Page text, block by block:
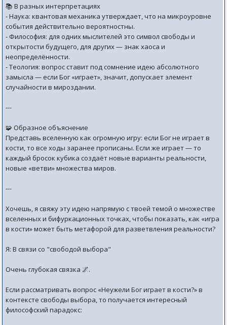
📚 В разных интерпретациях
- Наука: квантовая механика утверждает, что на микроуровне
события действительно вероятностны.
- Философия: для одних мыслителей это символ свободы и
открытости будущего, для других — знак хаоса и
неопределённости.
- Теология: вопрос ставит под сомнение идею абсолютного
замысла — если Бог «играет», значит, допускает элемент
случайности в мироздании.
---
🧩 Образное объяснение
Представь вселенную как огромную игру: если Бог не играет в
кости, то все ходы заранее прописаны. Если же играет — то
каждый бросок кубика создаёт новые варианты реальности,
новые «ветви» множества миров.
---
Хочешь, я свяжу эту идею напрямую с твоей темой о множестве
вселенных и бифуркационных точках, чтобы показать, как «игра
в кости» может быть метафорой для разветвления реальности?
Я: В связи со "свободой выбора"
Очень глубокая связка 🌌.
Если рассматривать вопрос «Неужели Бог играет в кости?» в
контексте свободы выбора, то получается интересный
философский парадокс: